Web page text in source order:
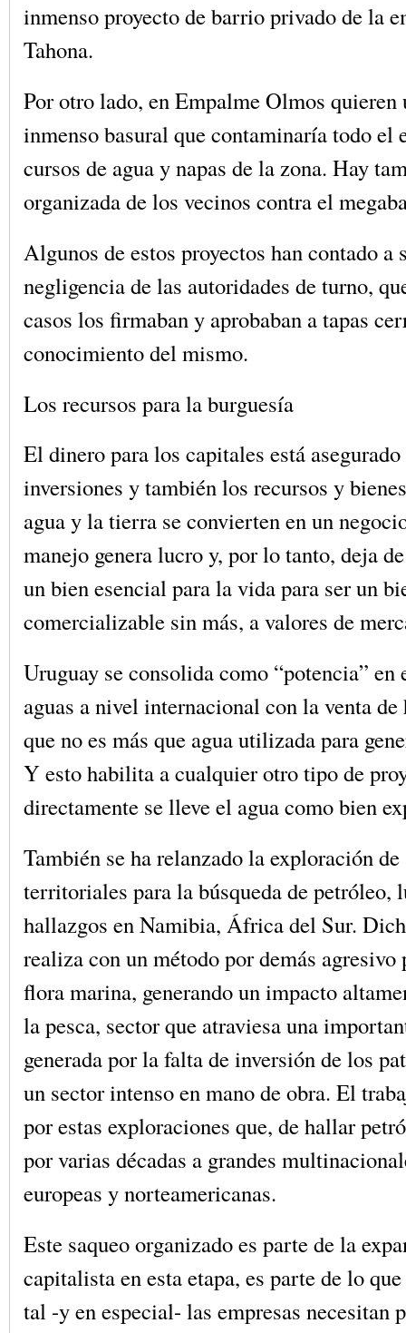
inmenso proyecto de barrio privado de la
Tahona.
Por otro lado, en Empalme Olmos quieren
inmenso basural que contaminaría todo el
cursos de agua y napas de la zona. Hay
organizada de los vecinos contra el
Algunos de estos proyectos han contado a
negligencia de las autoridades de turno,
casos los firmaban y aprobaban a tapas
conocimiento del mismo.
Los recursos para la burguesía
El dinero para los capitales está asegurado
inversiones y también los recursos y
agua y la tierra se convierten en un
manejo genera lucro y, por lo tanto, deja
un bien esencial para la vida para ser un
comercializable sin más, a valores de
Uruguay se consolida como “potencia” en
aguas a nivel internacional con la venta de
que no es más que agua utilizada para
Y esto habilita a cualquier otro tipo de
directamente se lleve el agua como bien
También se ha relanzado la exploración de
territoriales para la búsqueda de petróleo,
hallazgos en Namibia, África del Sur.
realiza con un método por demás agresivo
flora marina, generando un impacto
la pesca, sector que atraviesa una
generada por la falta de inversión de los
un sector intenso en mano de obra. El
por estas exploraciones que, de hallar
por varias décadas a grandes
europeas y norteamericanas.
Este saqueo organizado es parte de la
capitalista en esta etapa, es parte de lo
tal -y en especial- las empresas necesitan